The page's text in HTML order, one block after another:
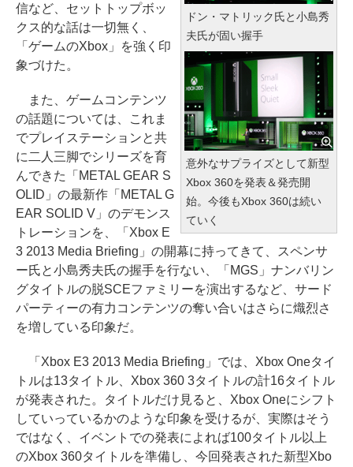
ドン・マトリック氏と小島秀
夫氏が固い握手
意外なサプライズとして新型
Xbox 360を発表＆発売開
始。今後もXbox 360は続い
ていく
信など、セットトップボッ
クス的な話は一切無く、
「ゲームのXbox」を強く印
象づけた。
また、ゲームコンテンツ
の話題については、これま
でプレイステーションと共
に二人三脚でシリーズを育
んできた「METAL GEAR S
OLID」の最新作「METAL G
EAR SOLID V」のデモンス
トレーションを、「Xbox E
3 2013 Media Briefing」の開幕に持ってきて、スペンサ
ー氏と小島秀夫氏の握手を行ない、「MGS」ナンバリン
グタイトルの脱SCEファミリーを演出するなど、サード
パーティーの有力コンテンツの奪い合いはさらに熾烈さ
を増している印象だ。
「Xbox E3 2013 Media Briefing」では、Xbox Oneタイ
トルは13タイトル、Xbox 360 3タイトルの計16タイトル
が発表された。タイトルだけ見ると、Xbox Oneにシフト
していっているかのような印象を受けるが、実際はそう
ではなく、イベントでの発表によれば100タイトル以上
のXbox 360タイトルを準備し、今回発表された新型Xbo